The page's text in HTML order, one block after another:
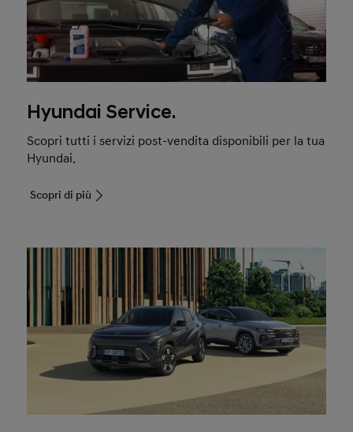
Hyundai Service.
Scopri tutti i servizi post-vendita disponibili per la tua
Hyundai.
Scopri di più